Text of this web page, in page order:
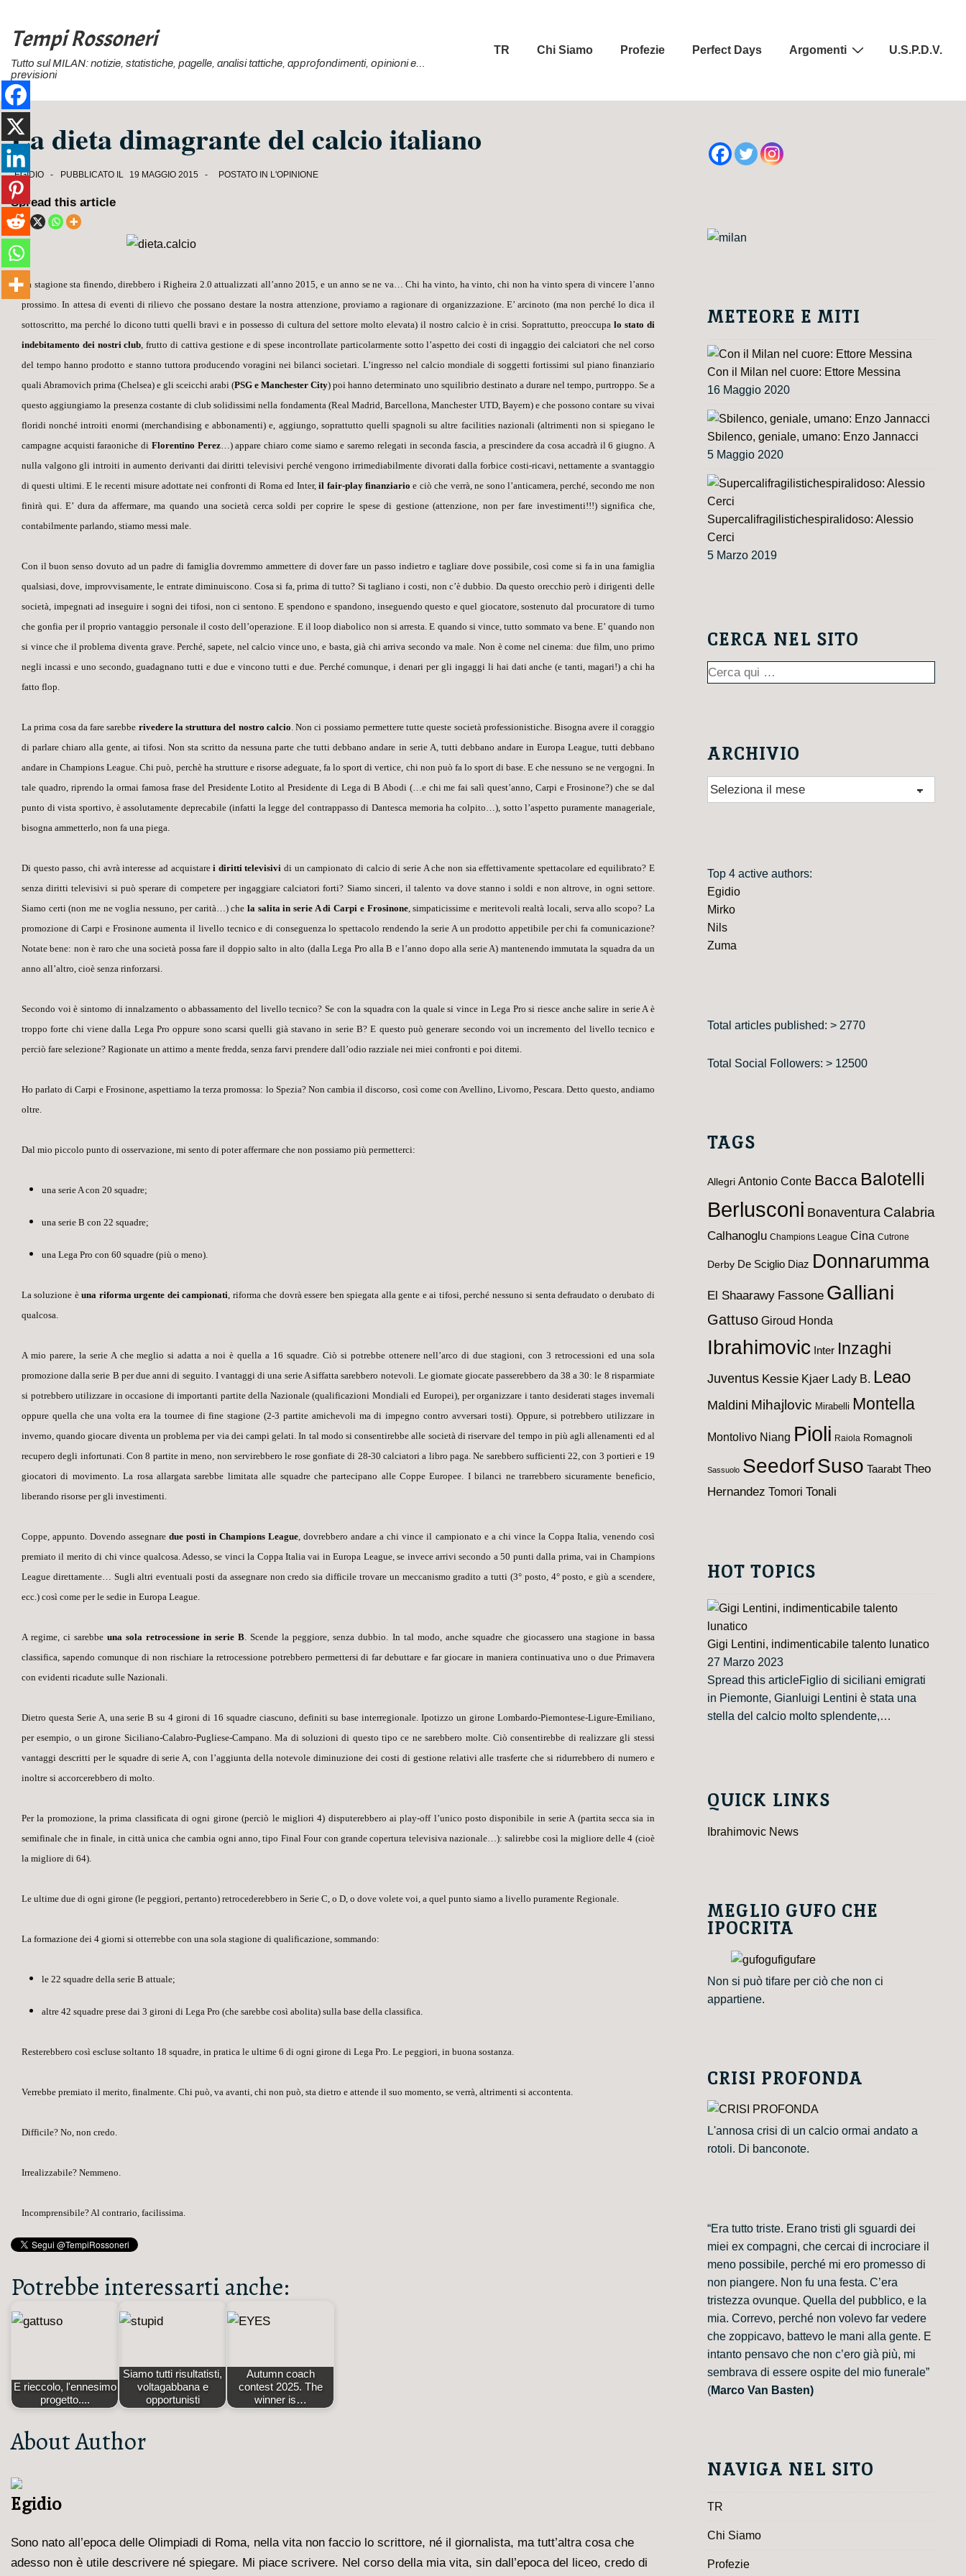
Vai
contenuto
principale
Tempi Rossoneri
Tutto sul MILAN: notizie, statistiche, pagelle, analisi tattiche, approfondimenti, opinioni e…
previsioni
Menu
TR Chi Siamo Profezie Perfect Days Argomenti U.S.P.D.V.
La dieta dimagrante del calcio italiano
EGIDIO PUBBLICATO IL 19 MAGGIO 2015 POSTATO IN L'OPINIONE
Spread this article
La stagione sta finendo, direbbero i Righeira 2.0 attualizzati all’anno 2015, e un anno se ne va… Chi ha vinto, ha vinto, chi non ha vinto spera di vincere l’anno
prossimo. In attesa di eventi di rilievo che possano destare la nostra attenzione, proviamo a ragionare di organizzazione. E’ arcinoto (ma non perché lo dica il
sottoscritto, ma perché lo dicono tutti quelli bravi e in possesso di cultura del settore molto elevata) il nostro calcio è in crisi. Soprattutto, preoccupalo stato di
indebitamento dei nostri club, frutto di cattiva gestione e di spese incontrollate particolarmente sotto l’aspetto dei costi di ingaggio dei calciatori che nel corso
del tempo hanno prodotto e stanno tuttora producendo voragini nei bilanci societari. L’ingresso nel calcio mondiale di soggetti fortissimi sul piano finanziario
quali Abramovich prima (Chelsea) e gli sceicchi arabi (PSG e Manchester City) poi hanno determinato uno squilibrio destinato a durare nel tempo, purtroppo. Se a
questo aggiungiamo la presenza costante di club solidissimi nella fondamenta (Real Madrid, Barcellona, Manchester UTD, Bayern) e che possono contare su vivai
floridi nonché introiti enormi (merchandising e abbonamenti) e, aggiungo, soprattutto quelli spagnoli su altre facilitiesnazionali (altrimenti non si spiegano le
campagne acquisti faraoniche di Florentino Perez…) appare chiaro come siamo e saremo relegati in seconda fascia, a prescindere da cosa accadrà il 6 giugno. A
nulla valgono gli introiti in aumento derivanti dai diritti televisivi perché vengono irrimediabilmente divorati dalla forbice costi-ricavi, nettamente a svantaggio
di questi ultimi. E le recenti misure adottate nei confronti di Roma ed Inter,il fair-play finanziario e ciò che verrà, ne sono l’anticamera, perché, secondo me non
finirà qui. E’ dura da affermare, ma quando una società cerca soldi per coprire le spese di gestione (attenzione, non per fare investimenti!!!) significa che,
contabilmente parlando, stiamo messi male.
Con il buon senso dovuto ad un padre di famiglia dovremmo ammettere di dover fare un passo indietro e tagliare dove possibile, così come si fa in una famiglia
qualsiasi, dove, improvvisamente, le entrate diminuiscono. Cosa si fa, prima di tutto? Si tagliano i costi, non c’è dubbio. Da questo orecchio però i dirigenti delle
società, impegnati ad inseguire i sogni dei tifosi, non ci sentono. E spendono e spandono, inseguendo questo e quel giocatore, sostenuto dal procuratore di turno
che gonfia per il proprio vantaggio personale il costo dell’operazione. E illoop diabolico non si arresta. E quando si vince, tutto sommato va bene. E’ quando non
si vince che il problema diventa grave. Perché, sapete, nel calcio vince uno, e basta, già chi arriva secondo va male. Non è come nel cinema: due film, uno primo
negli incassi e uno secondo, guadagnano tutti e due e vincono tutti e due. Perché comunque, i denari per gli ingaggi li hai dati anche (e tanti, magari!) a chi ha
fatto flop.
La prima cosa da fare sarebbe rivedere la struttura del nostro calcio. Non ci possiamo permettere tutte queste società professionistiche. Bisogna avere il coraggio
di parlare chiaro alla gente, ai tifosi. Non sta scritto da nessuna parte chetutti debbano andare in serie A, tuttidebbano andare in Europa League, tuttidebbano
andare in Champions League. Chi può, perchè ha strutture e risorse adeguate, fa lo sport divertice, chi non può fa lo sport dibase. E che nessuno se ne vergogni. In
tale quadro, riprendo la ormai famosa frase del Presidente Lotito al Presidente di Lega di B Abodi (…e chi me fai salì quest’anno, Carpi e Frosinone?) che se dal
punto di vista sportivo, è assolutamente deprecabile (infatti la legge del contrappasso di Dantesca memoria ha colpito…), sotto l’aspetto puramente manageriale,
bisogna ammetterlo, non fa una piega.
Di questo passo, chi avrà interesse ad acquistarei diritti televisivi di un campionato di calcio di serie A che non sia effettivamente spettacolare ed equilibrato? E
senza diritti televisivi si può sperare di competere per ingaggiare calciatori forti? Siamo sinceri, il talento va dove stanno i soldi e non altrove, in ogni settore.
Siamo certi (non me ne voglia nessuno, per carità…) che la salita in serie A di Carpi e Frosinone, simpaticissime e meritevoli realtà locali, serva allo scopo? La
promozione di Carpi e Frosinone aumenta il livello tecnico e di conseguenza lo spettacolo rendendo la serie A un prodotto appetibile per chi fa comunicazione?
Notate bene: non è raro che una società possa fare il doppio salto in alto (dalla Lega Pro alla B e l’anno dopo alla serie A) mantenendo immutata la squadra da un
anno all’altro, cioè senza rinforzarsi.
Secondo voi è sintomo di innalzamento o abbassamento del livello tecnico? Se con la squadra con la quale si vince in Lega Pro si riesce anche salire in serie A è
troppo forte chi viene dalla Lega Pro oppure sono scarsi quelli già stavano in serie B? E questo può generare secondo voi un incremento del livello tecnico e
perciò fare selezione? Ragionate un attimo a mente fredda, senza farvi prendere dall’odio razziale nei miei confronti e poi ditemi.
Ho parlato di Carpi e Frosinone, aspettiamo la terza promossa: lo Spezia? Non cambia il discorso, così come con Avellino, Livorno, Pescara. Detto questo, andiamo
oltre.
Dal mio piccolo punto di osservazione, mi sento di poter affermare che non possiamo più permetterci:
una serie A con 20 squadre;
una serie B con 22 squadre;
una Lega Pro con 60 squadre (più o meno).
La soluzione èuna riformaurgente dei campionati , riforma che dovrà essere ben spiegata alla gente e ai tifosi, perché nessuno si senta defraudato o derubato di
qualcosa.
A mio parere, la serie A che meglio si adatta a noi è quella a 16 squadre. Ciò si potrebbe ottenere nell’arco di due stagioni, con 3 retrocessioni ed una sola
promozione dalla serie B per due anni di seguito. I vantaggi di una serie A siffatta sarebbero notevoli. Le giornate giocate passerebbero da 38 a 30: le 8 risparmiate
si potrebbero utilizzare in occasione di importanti partite della Nazionale (qualificazioni Mondiali ed Europei), per organizzare i tanto desideratistages invernali
oppure quella che una volta era la tourneedi fine stagione (2-3 partite amichevoli ma di impegno contro avversari tosti). Oppure, si potrebbero utilizzare in
inverno, quando giocare diventa un problema per via dei campi gelati. In tal modo si consentirebbe alle società di riservare del tempo in più agli allenamenti ed al
recupero degli infortunati. Con 8 partite in meno, non servirebbero le rose gonfiate di 28-30 calciatori a libro paga. Ne sarebbero sufficienti 22, con 3 portieri e 19
giocatori di movimento. La rosa allargata sarebbe limitata alle squadre che partecipano alle Coppe Europee. I bilanci ne trarrebbero sicuramente beneficio,
liberando risorse per gli investimenti.
Coppe, appunto. Dovendo assegnaredue posti in Champions League , dovrebbero andare a chi vince il campionato e a chi vince la Coppa Italia, venendo così
premiato il meritodi chi vince qualcosa . Adesso, se vinci la Coppa Italia vai in Europa League, se invece arrivi secondo a 50 punti dalla prima , vai in Champions
League direttamente… Sugli altri eventuali posti da assegnare non credo sia difficile trovare un meccanismo gradito a tutti (3° posto, 4° posto, e giù a scendere,
ecc.) così come per le sedie in Europa League.
A regime, ci sarebbeuna sola retrocessione in serie B . Scende la peggiore, senza dubbio. In tal modo, anche squadre che giocassero una stagione in bassa
classifica, sapendo comunque di non rischiare la retrocessione potrebbero permettersi di far debuttare e far giocare in maniera continuativa uno o due Primavera
con evidenti ricadute sulle Nazionali.
Dietro questa Serie A, una serie B su 4 gironi di 16 squadre ciascuno , definiti su baseinterregionale . Ipotizzo un girone Lombardo-Piemontese-Ligure-Emiliano,
per esempio, o un girone Siciliano-Calabro-Pugliese-Campano. Ma di soluzioni di questo tipo ce ne sarebbero molte. Ciò consentirebbe di realizzare gli stessi
vantaggi descritti per le squadre di serie A, con l’aggiunta della notevole diminuzione dei costi di gestione relativi alle trasferte che si ridurrebbero di numero e
inoltre si accorcerebbero di molto.
Per la promozione, la prima classificata di ogni girone (perciò le migliori 4) disputerebbero ai play-off l’unico posto disponibile in serie A (partita secca sia in
semifinale che in finale, in città unica che cambia ogni anno, tipo Final Fourcon grande copertura televisiva nazionale…): salirebbe così la migliore delle 4 (cioè
la migliore di 64).
Le ultime due di ogni girone (le peggiori, pertanto) retrocederebbero in Serie C, o D, o dove volete voi, a quel punto siamo a livello puramente Regionale.
La formazione dei 4 giorni si otterrebbe con una sola stagione di qualificazione, sommando:
le 22 squadre della serie B attuale;
altre 42 squadre prese dai 3 gironi di Lega Pro (che sarebbe così abolita) sulla base della classifica.
Resterebbero così escluse soltanto 18 squadre , in pratica le ultime 6 di ogni girone di Lega Pro. Le peggiori, in buona sostanza.
Verrebbe premiato il merito, finalmente. Chi può, va avanti, chi non può, sta dietro e attende il suo momento, se verrà, altrimenti si accontenta.
Difficile? No, non credo.
Irrealizzabile? Nemmeno.
Incomprensibile? Al contrario, facilissima.
Potrebbe interessarti anche:
E rieccolo, l'ennesimo
progetto....
Siamo tutti risultatisti,
voltagabbana e
opportunisti
Autumn coach
contest 2025. The
winner is…
About Author
Egidio
Sono nato all’epoca delle Olimpiadi di Roma, nella vita non faccio lo scrittore, né il giornalista, ma tutt’altra cosa che
adesso non è utile descrivere né spiegare. Mi piace scrivere. Nel corso della mia vita, sin dall’epoca del liceo, credo di
METEORE E MITI
Con il Milan nel cuore: Ettore Messina
16 Maggio 2020
Sbilenco, geniale, umano: Enzo Jannacci
5 Maggio 2020
Supercalifragilistichespiralidoso: Alessio
Cerci
5 Marzo 2019
CERCA NEL SITO
Cerca:
ARCHIVIO
Archivio
Top 4 active authors:
Egidio
Mirko
Nils
Zuma
Total articles published: > 2770
Total Social Followers: > 12500
TAGS
Allegri Antonio Conte Bacca Balotelli
Berlusconi Bonaventura Calabria
Calhanoglu Champions League Cina Cutrone
Derby De Sciglio Diaz Donnarumma
El Shaarawy Fassone Galliani
Gattuso Giroud Honda
Ibrahimovic Inter Inzaghi
Juventus Kessie Kjaer Lady B. Leao
Maldini Mihajlovic Mirabelli Montella
Montolivo Niang Pioli Raiola Romagnoli
Sassuolo SeedorfSuso Taarabt Theo
Hernandez Tomori Tonali
HOT TOPICS
Gigi Lentini, indimenticabile talento lunatico
27 Marzo 2023
Spread this articleFiglio di siciliani emigrati
in Piemonte, Gianluigi Lentini è stata una
stella del calcio molto splendente,…
QUICK LINKS
Ibrahimovic News
MEGLIO GUFO CHE
IPOCRITA
Non si può tifare per ciò che non ci
appartiene.
CRISI PROFONDA
L'annosa crisi di un calcio ormai andato a
rotoli. Di banconote.
“Era tutto triste. Erano tristi gli sguardi dei
miei ex compagni, che cercai di incrociare il
meno possibile, perché mi ero promesso di
non piangere. Non fu una festa. C’era
tristezza ovunque. Quella del pubblico, e la
mia. Correvo, perché non volevo far vedere
che zoppicavo, battevo le mani alla gente. E
intanto pensavo che non c’ero già più, mi
sembrava di essere ospite del mio funerale”
(Marco Van Basten)
NAVIGA NEL SITO
TR
Chi Siamo
Profezie